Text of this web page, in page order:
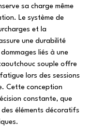
sa charge même
Le système de
et la
une durabilité
liés à une
souple offre
lors des sessions
Cette conception
constante, que
des éléments décoratifs